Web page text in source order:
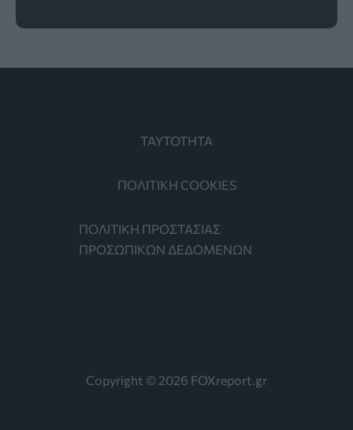
ΤΑΥΤΟΤΗΤΑ
ΠΟΛΙΤΙΚΗ COOKIES
ΠΟΛΙΤΙΚΗ ΠΡΟΣΤΑΣΙΑΣ
ΠΡΟΣΩΠΙΚΩΝ ΔΕΔΟΜΕΝΩΝ
Copyright © 2026 FOXreport.gr